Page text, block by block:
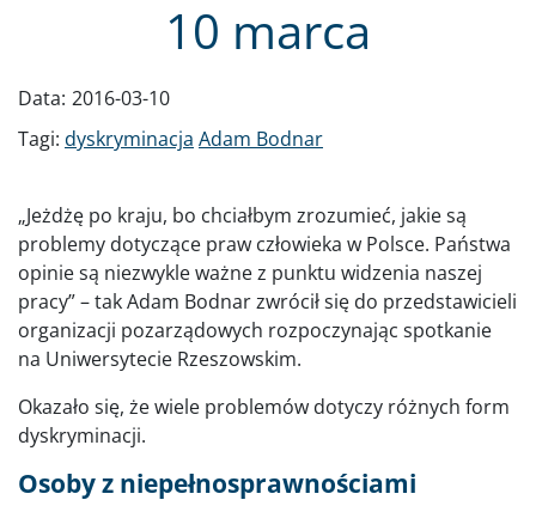
10 marca
Data: 2016-03-10
Tagi: dyskryminacja Adam Bodnar
„Jeżdżę po kraju, bo chciałbym zrozumieć, jakie są
problemy dotyczące praw człowieka w Polsce. Państwa
opinie są niezwykle ważne z punktu widzenia naszej
pracy” – tak Adam Bodnar zwrócił się do przedstawicieli
organizacji pozarządowych rozpoczynając spotkanie
na Uniwersytecie Rzeszowskim.
Okazało się, że wiele problemów dotyczy różnych form
dyskryminacji.
Osoby z niepełnosprawnościami